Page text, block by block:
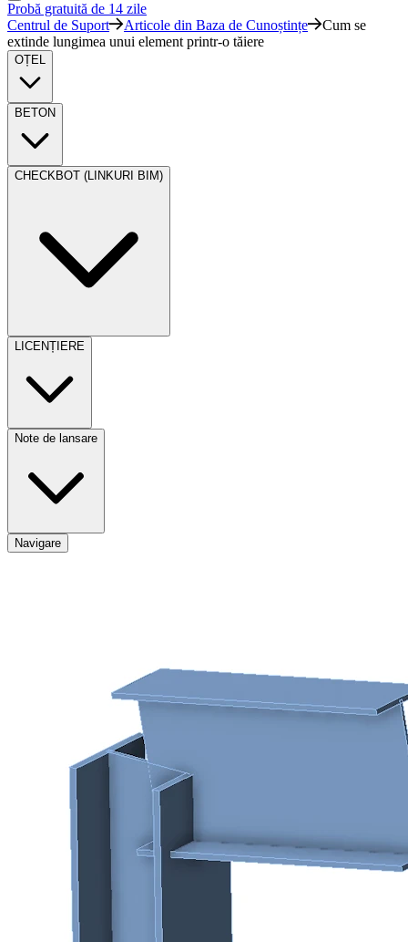
Probă gratuită de 14 zile
Centrul de Suport
Articole din Baza de Cunoștințe
Cum se
extinde lungimea unui element printr-o tăiere
OȚEL
BETON
CHECKBOT (LINKURI BIM)
LICENȚIERE
Note de lansare
Navigare